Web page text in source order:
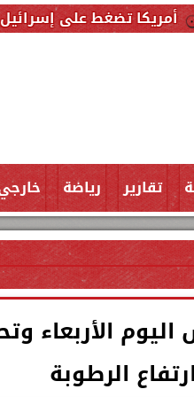
على إسرائيل لوقف
تقارير رياضة
الأربعاء
الرطوبة